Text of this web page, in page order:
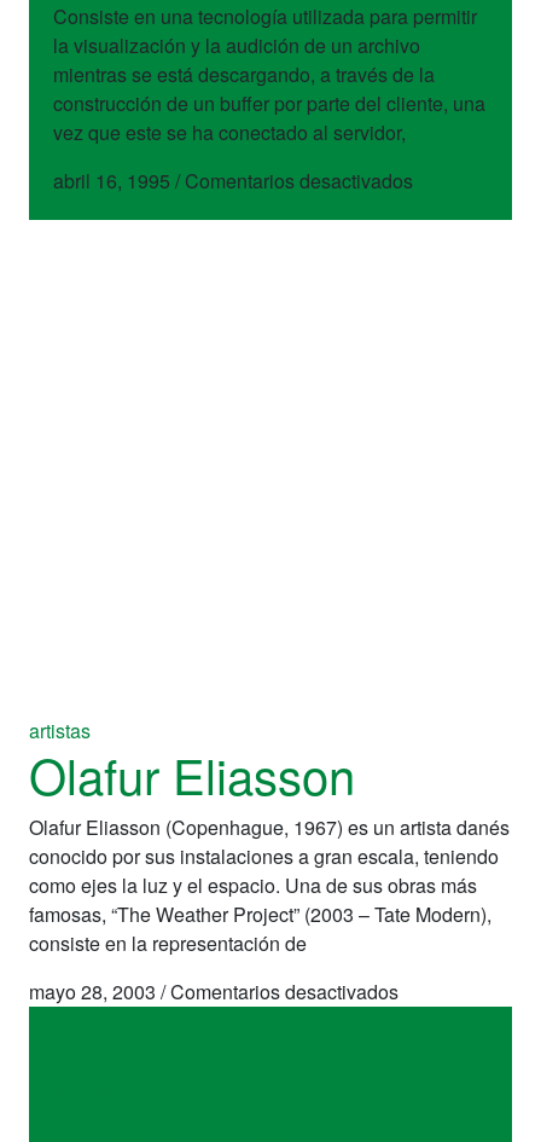
Consiste en una tecnología utilizada para permitir
la visualización y la audición de un archivo
mientras se está descargando, a través de la
construcción de un buffer por parte del cliente, una
vez que este se ha conectado al servidor,
abril 16, 1995 / Comentarios desactivadosen
artistas
Olafur Eliasson
Olafur Eliasson (Copenhague, 1967) es un artista danés
conocido por sus instalaciones a gran escala, teniendo
como ejes la luz y el espacio. Una de sus obras más
famosas, “The Weather Project” (2003 – Tate Modern),
consiste en la representación de
mayo 28, 2003 /Comentarios desactivadosen